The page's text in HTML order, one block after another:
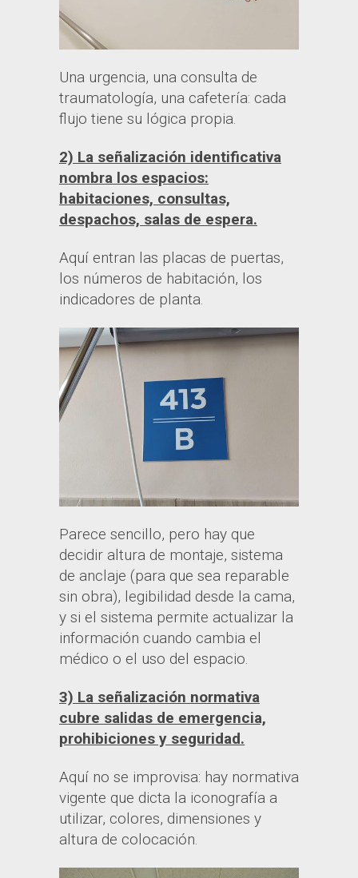
Una urgencia, una consulta de
traumatología, una cafetería: cada
flujo tiene su lógica propia.
2) La señalización identificativa
nombra los espacios:
habitaciones, consultas,
despachos, salas de espera.
Aquí entran las placas de puertas,
los números de habitación, los
indicadores de planta.
Parece sencillo, pero hay que
decidir altura de montaje, sistema
de anclaje (para que sea reparable
sin obra), legibilidad desde la cama,
y si el sistema permite actualizar la
información cuando cambia el
médico o el uso del espacio.
3) La señalización normativa
cubre salidas de emergencia,
prohibiciones y seguridad.
Aquí no se improvisa: hay normativa
vigente que dicta la iconografía a
utilizar, colores, dimensiones y
altura de colocación.